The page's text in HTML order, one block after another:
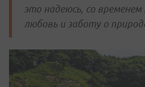
это надеюсь, со
любовь и заботу о